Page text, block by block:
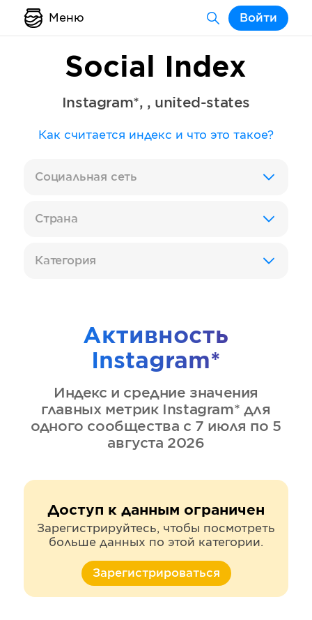
Меню Войти
Social Index
Instagram*, , united-states
Как считается индекс и что это такое?
Социальная сеть
Страна
Категория
Активность
Instagram*
Индекс и средние значения
главных метрик
Instagram* для
одного сообщества с 7 июля по 5
августа 2026
Доступ к данным ограничен
Зарегистрируйтесь, чтобы посмотреть
больше данных по этой категории.
Зарегистрироваться